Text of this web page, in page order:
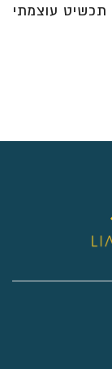
תכשיט עוצמתי